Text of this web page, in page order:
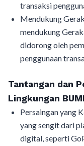
transaksi
Mendukung
mendukung
didorong oleh
penggunaan
Tantangan dan
Lingkungan
Persaingan yang
yang sengit dari
digital, seperti